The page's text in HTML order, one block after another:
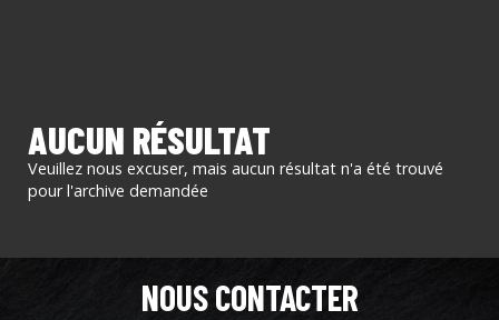
AUCUN RÉSULTAT
Veuillez nous excuser, mais aucun résultat n'a été trouvé
pour l'archive demandée
NOUS CONTACTER